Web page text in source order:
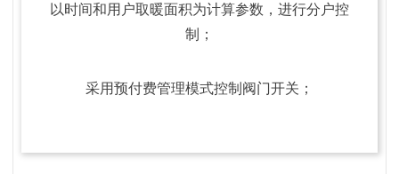
以时间和用户取暖面积为计算参数，进行分户控
制；
采用预付费管理模式控制阀门开关；